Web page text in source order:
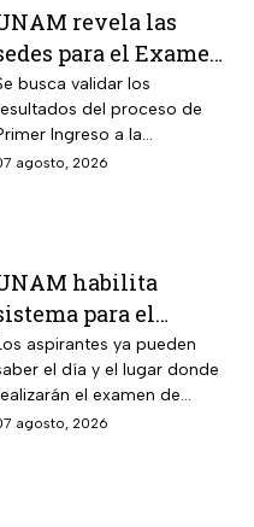
revela las
para el Examen
control 2026;
dónde será
busca validar los
del proceso de
Ingreso a la
luego de
agosto, 2026
habilita
para el
de control: así
consultar
hora y sede
aspirantes ya pueden
el día y el lugar donde
el examen de
de forma presencial
agosto, 2026